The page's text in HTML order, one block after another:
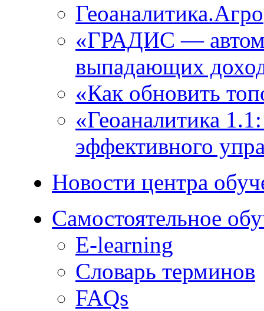
Геоаналитика.Агро
«ГРАДИС ―
выпадающих
«Как обновить
«Геоаналитика
эффективного
Новости центра
Самостоятельное
E-learning
Словарь терминов
FAQs